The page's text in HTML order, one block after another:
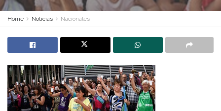
Home Noticias Nacionales